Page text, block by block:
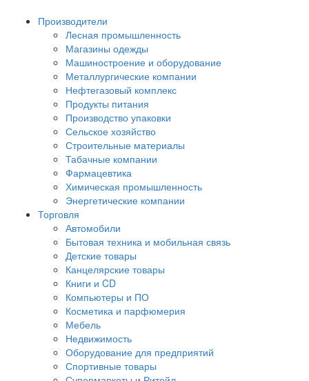
Производители
Лесная промышленность
Магазины одежды
Машиностроение и оборудование
Металлургические компании
Нефтегазовый комплекс
Продукты питания
Производство упаковки
Сельское хозяйство
Строительные материалы
Табачные компании
Фармацевтика
Химическая промышленность
Энергетические компании
Торговля
Автомобили
Бытовая техника и мобильная связь
Детские товары
Канцелярские товары
Книги и CD
Компьютеры и ПО
Косметика и парфюмерия
Мебель
Недвижимость
Оборудование для предприятий
Спортивные товары